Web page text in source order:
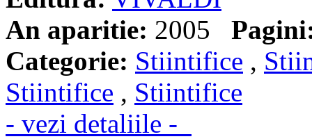
An aparitie: 2005
Categorie: Stiintifice ,
Stiintifice , Stiintifice
- vezi detaliile -